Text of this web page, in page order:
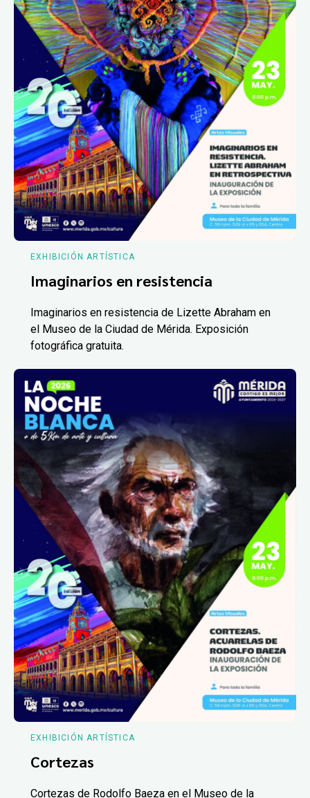
EXHIBICIÓN ARTÍSTICA
Imaginarios en resistencia
Imaginarios en resistencia de Lizette Abraham en
el Museo de la Ciudad de Mérida. Exposición
fotográfica gratuita.
EXHIBICIÓN ARTÍSTICA
Cortezas
Cortezas de Rodolfo Baeza en el Museo de la